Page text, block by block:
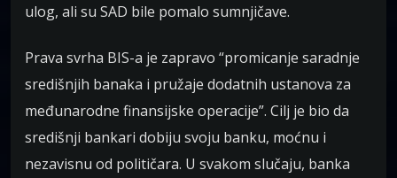
ulog, ali su SAD bile pomalo sumnjičave.
Prava svrha BIS-a je zapravo “promicanje saradnje
središnjih banaka i pružaje dodatnih ustanova za
međunarodne finansijske operacije”. Cilj je bio da
središnji bankari dobiju svoju banku, moćnu i
nezavisnu od političara. U svakom slučaju, banka